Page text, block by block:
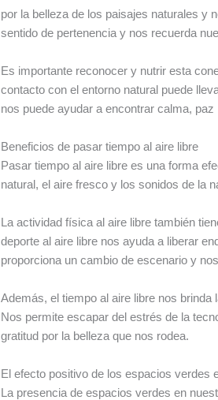
por la belleza de los paisajes naturales y
sentido de pertenencia y nos recuerda
Es importante reconocer y nutrir esta
contacto con el entorno natural puede
nos puede ayudar a encontrar calma,
Beneficios de pasar tiempo al aire libre
Pasar tiempo al aire libre es una forma
natural, el aire fresco y los sonidos de la
La actividad física al aire libre también
deporte al aire libre nos ayuda a liberar
proporciona un cambio de escenario y
Además, el tiempo al aire libre nos
Nos permite escapar del estrés de la
gratitud por la belleza que nos rodea.
El efecto positivo de los espacios verdes
La presencia de espacios verdes en